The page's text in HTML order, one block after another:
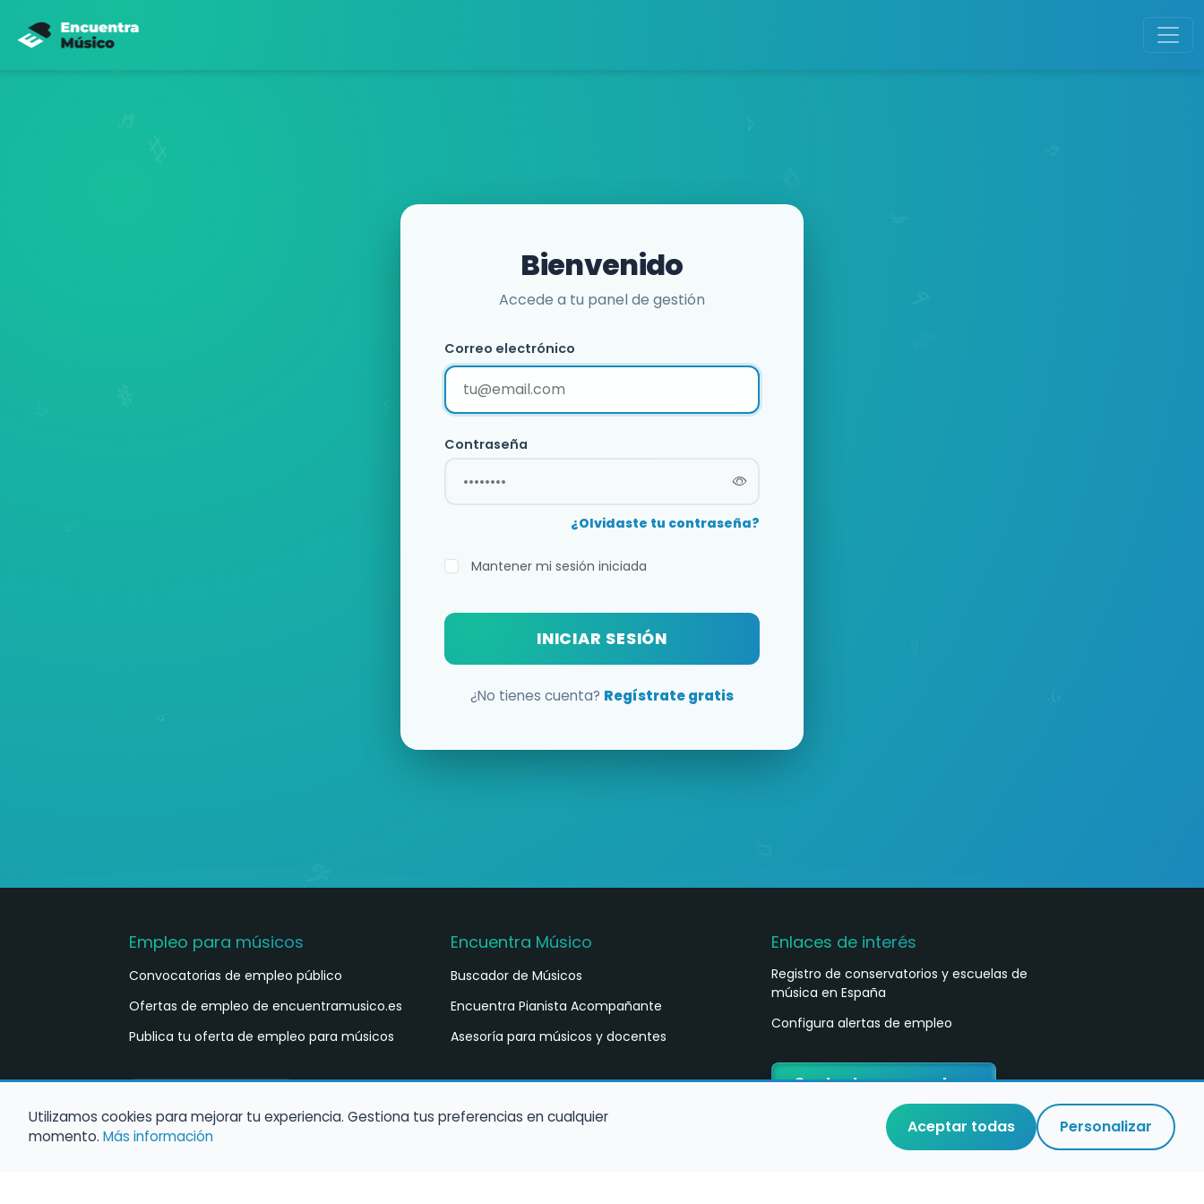
Bienvenido
Accede a tu panel de gestión
Correo electrónico
Contraseña
¿Olvidaste tu contraseña?
Mantener mi sesión iniciada
INICIAR SESIÓN
¿No tienes cuenta? Regístrate gratis
Empleo para músicos
Convocatorias de empleo público
Ofertas de empleo de encuentramusico.es
Publica tu oferta de empleo para músicos
Encuentra Músico
Buscador de Músicos
Encuentra Pianista Acompañante
Asesoría para músicos y docentes
Enlaces de interés
Registro de conservatorios y escuelas de
música en España
Configura alertas de empleo
Contacta con nosotros
Utilizamos cookies para mejorar tu experiencia. Gestiona tus preferencias en cualquier
momento. Más información Aceptar todas Personalizar